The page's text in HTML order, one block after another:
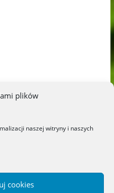
plików
naszej witryny i naszych
cookies